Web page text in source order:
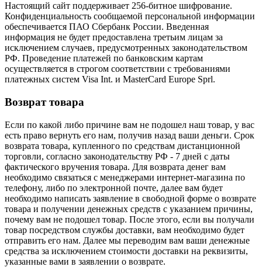
Настоящий сайт поддерживает 256-битное шифрование.
Конфиденциальность сообщаемой персональной информации
обеспечивается ПАО Сбербанк России. Введенная
информация не будет предоставлена третьим лицам за
исключением случаев, предусмотренных законодательством
РФ. Проведение платежей по банковским картам
осуществляется в строгом соответствии с требованиями
платежных систем Visa Int. и MasterCard Europe Sprl.
Возврат товара
Если по какой либо причине вам не подошел наш товар, у вас
есть право вернуть его нам, получив назад ваши деньги. Срок
возврата товара, купленного по средствам дистанционной
торговли, согласно законодательству РФ - 7 дней с даты
фактического вручения товара. Для возврата денег вам
необходимо связаться с менеджерами интернет-магазина по
телефону, либо по электронной почте, далее вам будет
необходимо написать заявление в свободной форме о возврате
товара и получении денежных средств с указанием причины,
почему вам не подошел товар. После этого, если вы получали
товар посредством службы доставки, вам необходимо будет
отправить его нам. Далее мы переводим вам ваши денежные
средства за исключением стоимости доставки на реквизиты,
указанные вами в заявлении о возврате.